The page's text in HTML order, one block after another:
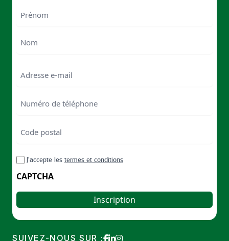
de
postal
postal
RGPDJ’accepte les termes et conditions
CAPTCHA
SUIVEZ-NOUS SUR :